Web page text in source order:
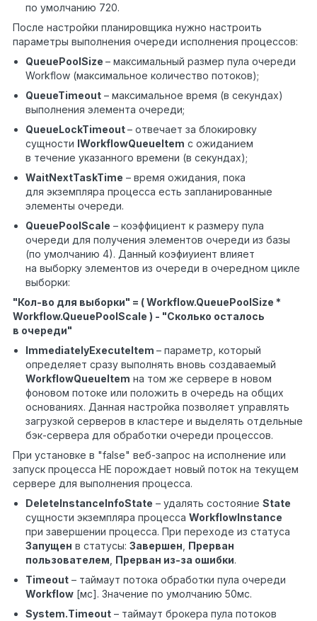
по умолчанию 720.
После настройки планировщика нужно настроить
параметры выполнения очереди исполнения процессов:
QueuePoolSize – максимальный размер пула очереди
Workflow (максимальное количество потоков);
QueueTimeout – максимальное время (в секундах)
выполнения элемента очереди;
QueueLockTimeout– отвечает за блокировку
сущности IWorkflowQueueItem с ожиданием
в течение указанного времени (в секундах);
WaitNextTaskTime – время ожидания, пока
для экземпляра процесса есть запланированные
элементы очереди.
QueuePoolScale – коэффициент к размеру пула
очереди для получения элементов очереди из базы
(по умолчанию 4). Данный коэфиуиент влияет
на выборку элементов из очереди в очередном цикле
выборки:
"Кол-во для выборки" = ( Workflow.QueuePoolSize *
Workflow.QueuePoolScale ) - "Сколько осталось
в очереди"
ImmediatelyExecuteItem – параметр, который
определяет сразу выполнять вновь создаваемый
WorkflowQueueItem на том же сервере в новом
фоновом потоке или положить в очередь на общих
основаниях. Данная настройка позволяет управлять
загрузкой серверов в кластере и выделять отдельные
бэк-сервера для обработки очереди процессов.
При установке в "false" веб-запрос на исполнение или
запуск процесса НЕ порождает новый поток на текущем
сервере для выполнения процесса.
DeleteInstanceInfoState – удалять состояние State
сущности экземпляра процесса WorkflowInstance
при завершении процесса. При переходе из статуса
Запущен в статусы: Завершен Прерван
пользователем Прерван из-за ошибки.
Timeout – таймаут потока обработки пула очереди
Workflow [мс]. Значение по умолчанию 50мс.
System.Timeout – таймаут брокера пула потоков